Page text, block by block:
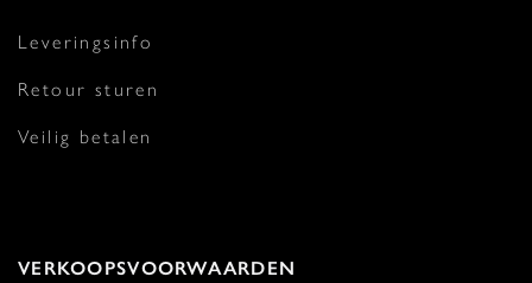
Leveringsinfo
Retour sturen
Veilig betalen
VERKOOPSVOORWAARDEN